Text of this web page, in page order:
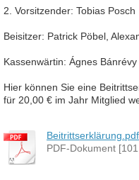
2. Vorsitzender: Tobias Posch
Beisitzer: Patrick Pöbel,
Kassenwärtin: Ágnes Bánrévy
Hier können Sie eine
für 20,00 € im Jahr Mitglied
Beitrittserklärung.pdf
PDF-Dokument